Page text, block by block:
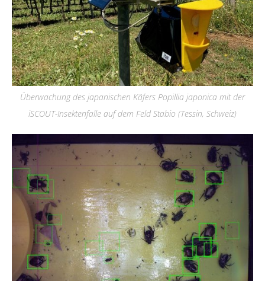
Überwachung des japanischen Käfers Popillia japonica mit der
iSCOUT-Insektenfalle auf dem Feld Stabio (Tessin, Schweiz)